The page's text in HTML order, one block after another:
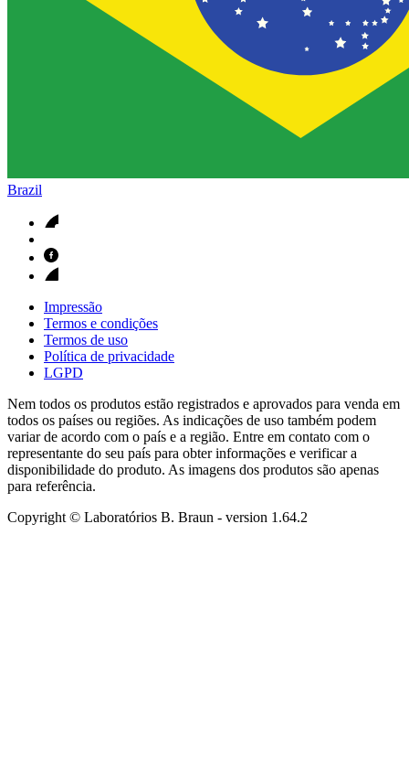
Brazil
Impressão
Termos e condições
Termos de uso
Política de privacidade
LGPD
Nem todos os produtos estão registrados e aprovados para venda em
todos os países ou regiões. As indicações de uso também podem
variar de acordo com o país e a região. Entre em contato com o
representante do seu país para obter informações e verificar a
disponibilidade do produto. As imagens dos produtos são apenas
para referência.
Copyright © Laboratórios B. Braun - version 1.64.2